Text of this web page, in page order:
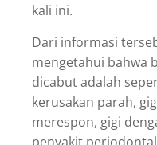
kali ini.
Dari informasi
mengetahui bahwa
dicabut adalah
kerusakan parah,
merespon, gigi